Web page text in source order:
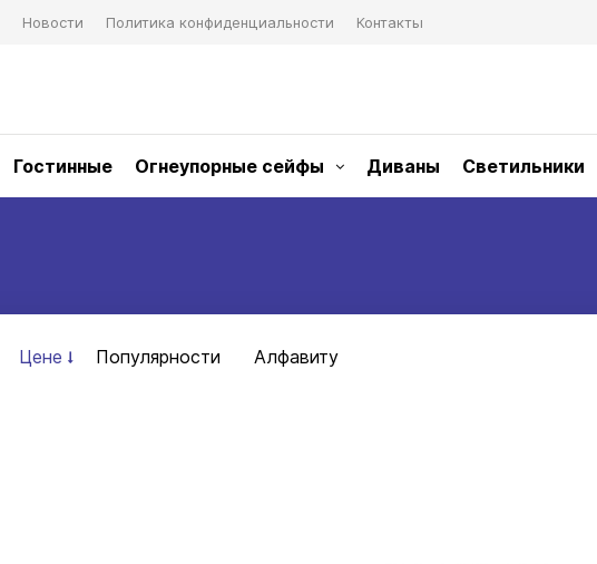
Новости Политика конфиденциальности Контакты
Гостинные Огнеупорные сейфы Диваны Светильники
Цене Популярности Алфавиту